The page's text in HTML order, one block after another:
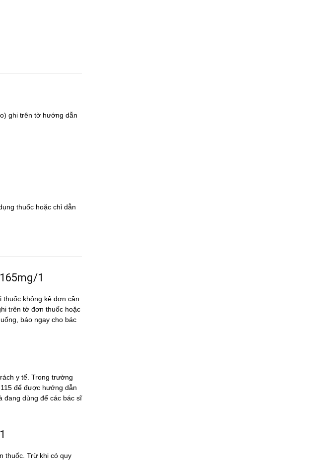
ghi trên tờ hướng dẫn
thuốc hoặc chỉ dẫn
1
không kê đơn cần
trên tờ đơn thuốc hoặc
báo ngay cho bác
y tế. Trong trường
để được hướng dẫn
đang dùng để các bác sĩ
thuốc. Trừ khi có quy